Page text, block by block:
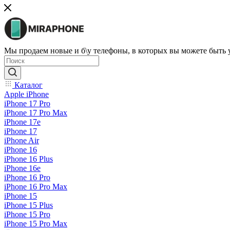
Мы продаем новые и б\у телефоны, в которых вы можете быть
Каталог
Apple iPhone
iPhone 17 Pro
iPhone 17 Pro Max
iPhone 17e
iPhone 17
iPhone Air
iPhone 16
iPhone 16 Plus
iPhone 16e
iPhone 16 Pro
iPhone 16 Pro Max
iPhone 15
iPhone 15 Plus
iPhone 15 Pro
iPhone 15 Pro Max